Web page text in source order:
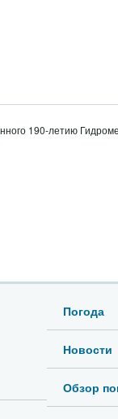
190-летию
Погода
Новости
Обзор